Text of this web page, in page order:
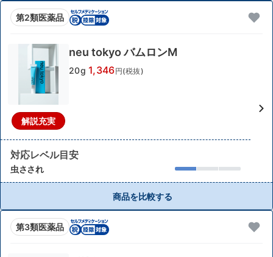
第2類医薬品
解説充実
neu tokyo バムロンM
20g 1,346円(税抜)
対応レベル目安
虫さされ
商品を比較する
第3類医薬品